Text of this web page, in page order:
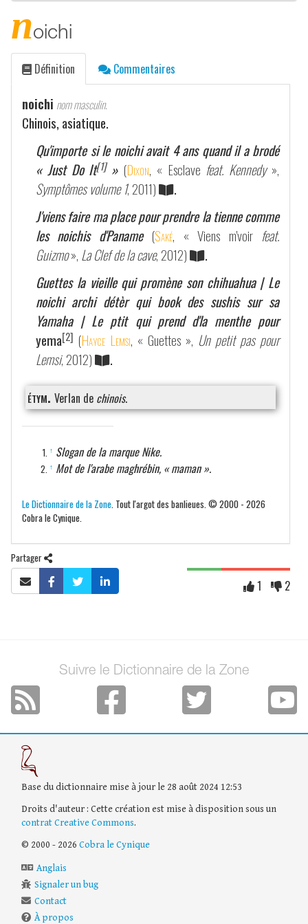
noichi
Définition Commentaires
noichi nom masculin.
Chinois, asiatique.
Qu'importe si le noichi avait 4 ans quand il a brodé
« Just Do It[1]» (Dixon, « Esclave feat. Kennedy»,
Symptômes volume 1, 2011)
.
J'viens faire ma place pour prendre la tienne comme
les noichis d'Paname (Saké, « Viens m'voir feat.
Guizmo», La Clef de la cave, 2012)
.
Guettes la vieille qui promène son chihuahua | Le
noichi archi détèr qui book des sushis sur sa
Yamaha | Le ptit qui prend d'la menthe pour
yema[2] (Hayce Lemsi, « Guettes », Un petit pas pour
Lemsi, 2012)
.
étym. Verlan de chinois.
↑ Slogan de la marque Nike.
↑ Mot de l'arabe maghrébin, « maman ».
Le Dictionnaire de la Zone . Tout l'argot des banlieues. © 2000 - 2026
Cobra le Cynique.
Partager
1 2
Suivre le Dictionnaire de la Zone
Base du dictionnaire mise à jour le 28 août 2024 12:53
Droits d'auteur : Cette création est mise à disposition sous un
contrat Creative Commons.
© 2000 - 2026 Cobra le Cynique
Anglais
Signaler un bug
Contact
À propos